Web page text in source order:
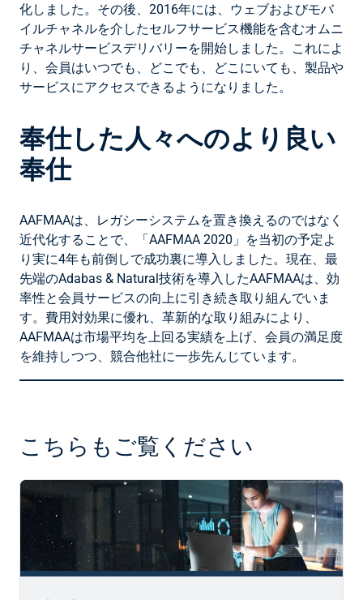
化しました。その後、2016年には、ウェブおよびモバ
イルチャネルを介したセルフサービス機能を含むオムニ
チャネルサービスデリバリーを開始しました。これによ
り、会員はいつでも、どこでも、どこにいても、製品や
サービスにアクセスできるようになりました。
奉仕した人々へのより良い
奉仕
AAFMAAは、レガシーシステムを置き換えるのではなく
近代化することで、「AAFMAA 2020」を当初の予定よ
り実に4年も前倒しで成功裏に導入しました。現在、最
先端のAdabas & Natural技術を導入したAAFMAAは、効
率性と会員サービスの向上に引き続き取り組んでいま
す。費用対効果に優れ、革新的な取り組みにより、
AAFMAAは市場平均を上回る実績を上げ、会員の満足度
を維持しつつ、競合他社に一歩先んじています。
こちらもご覧ください